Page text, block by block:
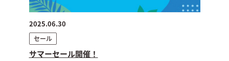
2025.06.30
セール
サマーセール開催！